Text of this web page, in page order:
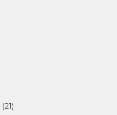
(21)